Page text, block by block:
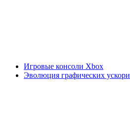
Игровые консоли Xbox
Эволюция графических